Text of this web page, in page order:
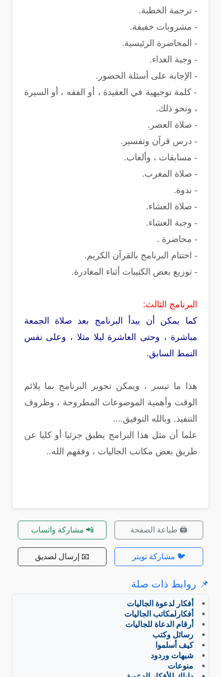
- ترجمة الخطبة.
- مشروبات خفيفة.
- المحاضرة الرئيسية.
- وجبة الغداء.
- الإجابة على أسئلة الحضور.
- كلمة توجيهية في العقيدة ، أو الفقه ، أو السيرة
، ونحو ذلك.
- صلاة العصر.
- درس قرآن وتفسير.
- مسابقات ، وألعاب.
- صلاة المغرب.
- ندوة.
- صلاة العشاء.
- وجبة العشاء.
- محاضرة .
- اختتام البرنامج بالقرآن الكريم.
- توزيع بعض الكتيبات أثناء المغادرة.
البرنامج الثالث:
كما يمكن أن يبدأ البرنامج بعد صلاة الجمعة
مباشرة ، وحتى العاشرة ليلا مثلا ، وعلى نفس
النمط السابق.
هذا ما تيسر ، ويمكن تحوير البرنامج بما يلائم
الوقت وأهمية الموضوعات المطروحة ، وظروف
التنفيذ. وبالله التوفيق....
علما أن مثل هذا البرامج يطبق جزئيا أو كليا عن
طريق بعض مكاتب الجاليات ، وفقهم الله..
🖨️ طباعة الصفحة 📲 مشاركة واتساب
🐦 مشاركة تويتر 📧 إرسال لصديق
📌 روابط ذات صلة
أفكار لدعوة الجاليات
أفكارلمكاتب الجاليات
أرقام الدعاة للجاليات
رسائل وكتب
كيف أسلموا
شبهات وردود
منوعات